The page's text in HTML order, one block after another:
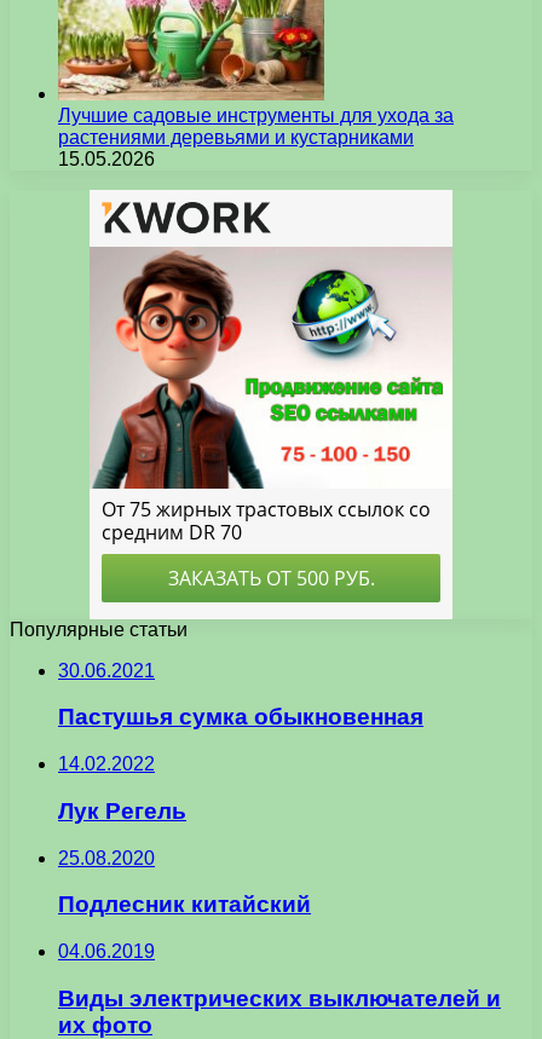
Лучшие садовые инструменты для ухода за
растениями деревьями и кустарниками
15.05.2026
Популярные статьи
30.06.2021
Пастушья сумка обыкновенная
14.02.2022
Лук Регель
25.08.2020
Подлесник китайский
04.06.2019
Виды электрических выключателей и
их фото